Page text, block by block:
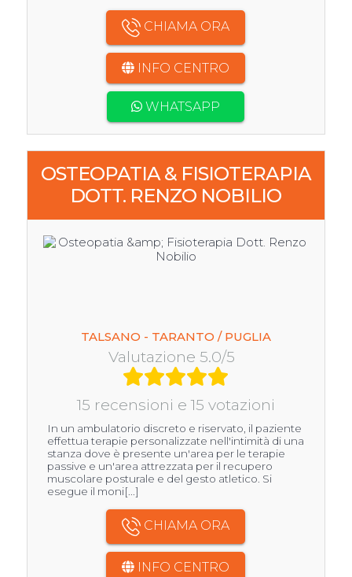
CHIAMA ORA
INFO CENTRO
WHATSAPP
OSTEOPATIA & FISIOTERAPIA
DOTT. RENZO NOBILIO
TALSANO - TARANTO / PUGLIA
Valutazione 5.0/5
15 recensioni e 15 votazioni
In un ambulatorio discreto e riservato, il paziente
effettua terapie personalizzate nell'intimità di una
stanza dove è presente un'area per le terapie
passive e un'area attrezzata per il recupero
muscolare posturale e del gesto atletico. Si
esegue il moni[...]
CHIAMA ORA
INFO CENTRO